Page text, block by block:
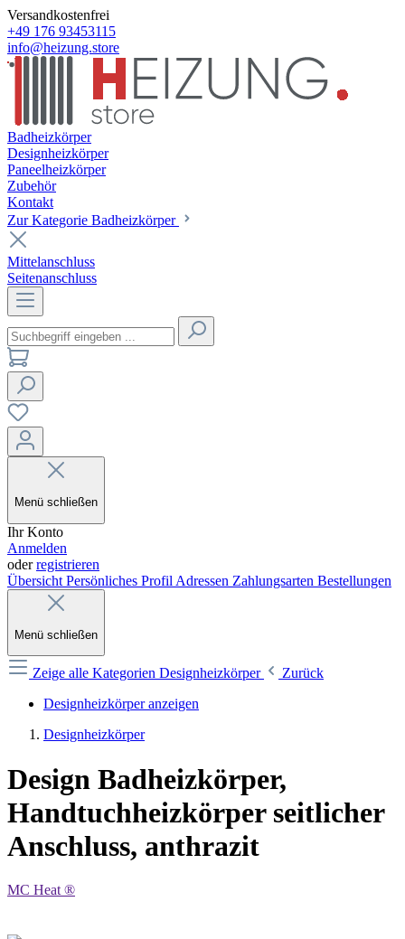
Versandkostenfrei
+49 176 93453115
info@heizung.store
Badheizkörper
Designheizkörper
Paneelheizkörper
Zubehör
Kontakt
Zur Kategorie Badheizkörper
Mittelanschluss
Seitenanschluss
Menü schließen
Ihr Konto
Anmelden
oderregistrieren
Übersicht Persönliches Profil Adressen Zahlungsarten Bestellungen
Menü schließen
Zeige alle Kategorien Designheizkörper
Zurück
Designheizkörper anzeigen
Designheizkörper
Design Badheizkörper,
Handtuchheizkörper seitlicher
Anschluss, anthrazit
MC Heat ®